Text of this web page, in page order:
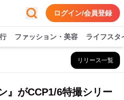
ログイン/会員登録
ファッション・美容 ライフスタ
リリース一覧
』がCCP1/6特撮シリー